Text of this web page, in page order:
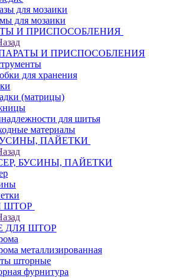
для мозаики
для мозаики
И ПРИСПОСОБЛЕНИЯ
И ПРИСПОСОБЛЕНИЯ
для хранения
(матрицы)
для шитья
материалы
ПАЙЕТКИ
БУСИНЫ, ПАЙЕТКИ
ШТОР
ДЛЯ ШТОР
металлизированная
шторные
фурнитура